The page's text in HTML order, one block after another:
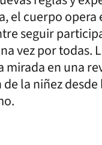
el cuerpo opera
seguir
vez por todas.
mirada en una
la niñez